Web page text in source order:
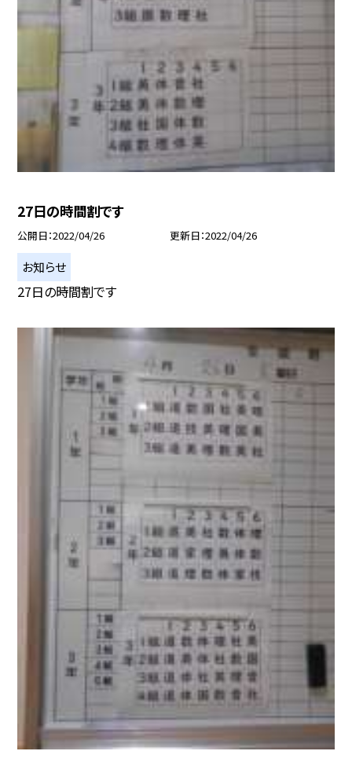
27日の時間割です
公開日 2022/04/26 更新日 2022/04/26
お知らせ
27日の時間割です